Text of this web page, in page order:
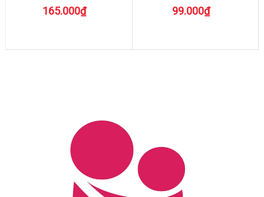
165.000₫ 99.000₫